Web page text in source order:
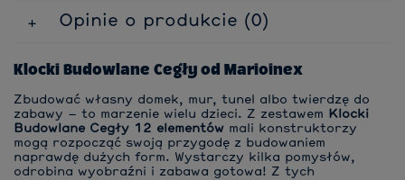
Opinie o produkcie (0)
Klocki Budowlane Cegły od Marioinex
Zbudować własny domek, mur, tunel albo twierdzę do
zabawy – to marzenie wielu dzieci. Z zestawem Klocki
Budowlane Cegły 12 elementów mali konstruktorzy
mogą rozpocząć swoją przygodę z budowaniem
naprawdę dużych form. Wystarczy kilka pomysłów,
odrobina wyobraźni i zabawa gotowa! Z tych